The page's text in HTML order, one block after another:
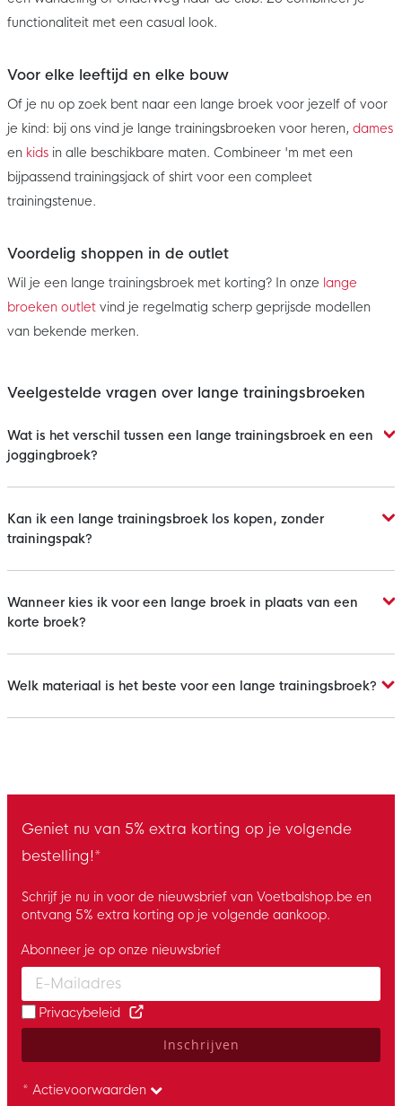
functionaliteit met een casual look.
Voor elke leeftijd en elke bouw
Of je nu op zoek bent naar een lange broek voor jezelf of voor
je kind: bij ons vind je lange trainingsbroeken voor heren, dames
en kids in alle beschikbare maten. Combineer 'm met een
bijpassend trainingsjack of shirt voor een compleet
trainingstenue.
Voordelig shoppen in de outlet
Wil je een lange trainingsbroek met korting? In onze lange
broeken outlet vind je regelmatig scherp geprijsde modellen
van bekende merken.
Veelgestelde vragen over lange trainingsbroeken
Wat is het verschil tussen een lange trainingsbroek en een
joggingbroek?
Kan ik een lange trainingsbroek los kopen, zonder
trainingspak?
Wanneer kies ik voor een lange broek in plaats van een
korte broek?
Welk materiaal is het beste voor een lange trainingsbroek?
Geniet nu van 5% extra korting op je volgende
bestelling!*
Schrijf je nu in voor de nieuwsbrief van Voetbalshop.be en
ontvang 5% extra korting op je volgende aankoop.
Enter your email and accept the privacy policy to subscribe to
Abonneer je op onze nieuwsbrief
Privacybeleid
Inschrijven
* Actievoorwaarden